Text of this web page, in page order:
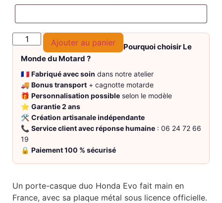
Ajouter au panier
Pourquoi choisir Le
Monde du Motard ?
🇫🇷 Fabriqué avec soin dans notre atelier
🚚 Bonus transport + cagnotte motarde
🎁 Personnalisation possible selon le modèle
⭐ Garantie 2 ans
🛠️ Création artisanale indépendante
📞 Service client avec réponse humaine : 06 24 72 66
19
🔒 Paiement 100 % sécurisé
Un porte-casque duo Honda Evo fait main en
France, avec sa plaque métal sous licence officielle.